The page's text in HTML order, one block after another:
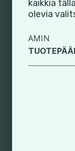
kaikkia
olevia
AMIN